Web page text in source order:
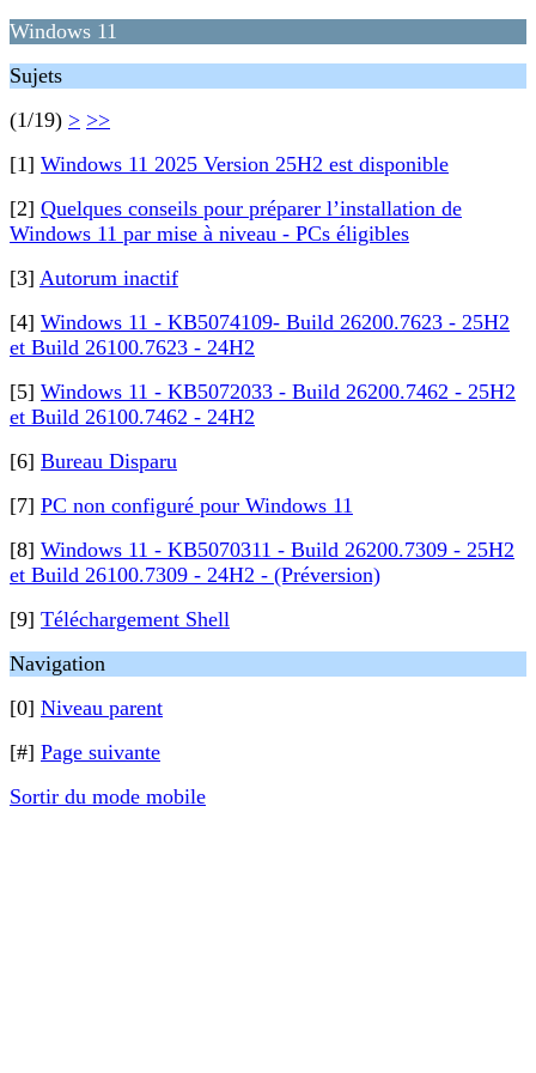
Windows 11
Sujets
(1/19) > >>
[1] Windows 11 2025 Version 25H2 est disponible
[2] Quelques conseils pour préparer l’installation de
Windows 11 par mise à niveau - PCs éligibles
[3] Autorum inactif
[4] Windows 11 - KB5074109- Build 26200.7623 - 25H2
et Build 26100.7623 - 24H2
[5] Windows 11 - KB5072033 - Build 26200.7462 - 25H2
et Build 26100.7462 - 24H2
[6] Bureau Disparu
[7] PC non configuré pour Windows 11
[8] Windows 11 - KB5070311 - Build 26200.7309 - 25H2
et Build 26100.7309 - 24H2 - (Préversion)
[9] Téléchargement Shell
Navigation
[0] Niveau parent
[#] Page suivante
Sortir du mode mobile